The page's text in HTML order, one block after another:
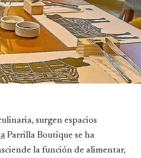
Parrilla Boutique se ha
la función de alimentar,